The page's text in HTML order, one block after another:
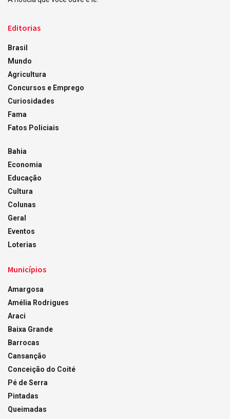
Editorias
Brasil
Mundo
Agricultura
Concursos e Emprego
Curiosidades
Fama
Fatos Policiais
Bahia
Economia
Educação
Cultura
Colunas
Geral
Eventos
Loterias
Municípios
Amargosa
Amélia Rodrigues
Araci
Baixa Grande
Barrocas
Cansanção
Conceição do Coité
Pé de Serra
Pintadas
Queimadas